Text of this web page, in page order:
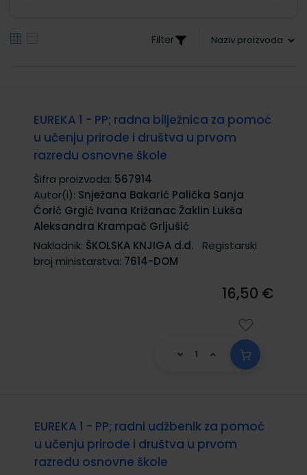
Filter
EUREKA 1 - PP; radna bilježnica za pomoć
u učenju prirode i društva u prvom
razredu osnovne škole
Šifra proizvoda: 567914
Autor(i): Snježana Bakarić Palička Sanja
Ćorić Grgić Ivana Križanac Žaklin Lukša
Aleksandra Krampač Grljušić
Nakladnik: ŠKOLSKA KNJIGA d.d.
Registarski
broj ministarstva: 7614-DOM
16,50 €
EUREKA 1 - PP; radni udžbenik za pomoć
u učenju prirode i društva u prvom
razredu osnovne škole